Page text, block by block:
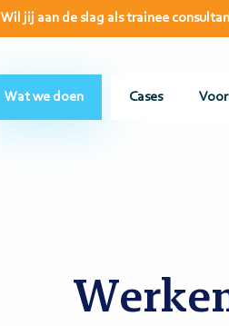
Wil jij aan de slag als trainee
Wat we doen Cases